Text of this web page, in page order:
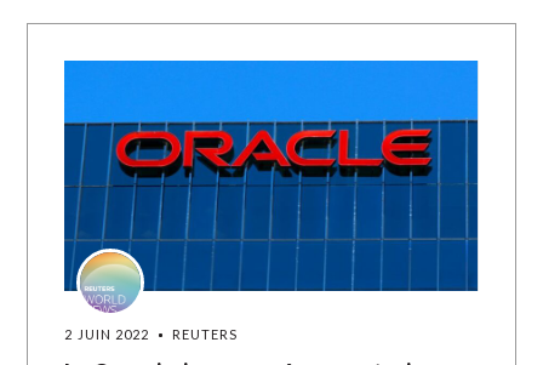
2 JUIN 2022 REUTERS